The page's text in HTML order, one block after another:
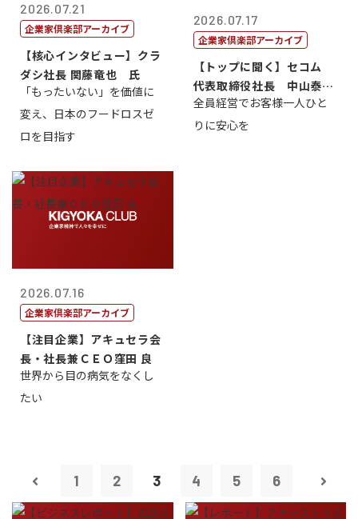
2026.07.21
企業家倶楽部アーカイブ
【核心インタビュー】クラ
ダシ社長 関藤竜也 氏
「もったいない」を価値に
変え、日本のフードロスゼ
ロを目指す
2026.07.17
企業家倶楽部アーカイブ
【トップに聞く】セコム
代表取締役社長 中山泰
男
全員経営でお客様一人ひと
りに安心を
2026.07.16
企業家倶楽部アーカイブ
【注目企業】アキュセラ会
長・社長兼ＣＥＯ窪田 良
世界から目の病気をなくし
たい
1 2 3 4 5 6